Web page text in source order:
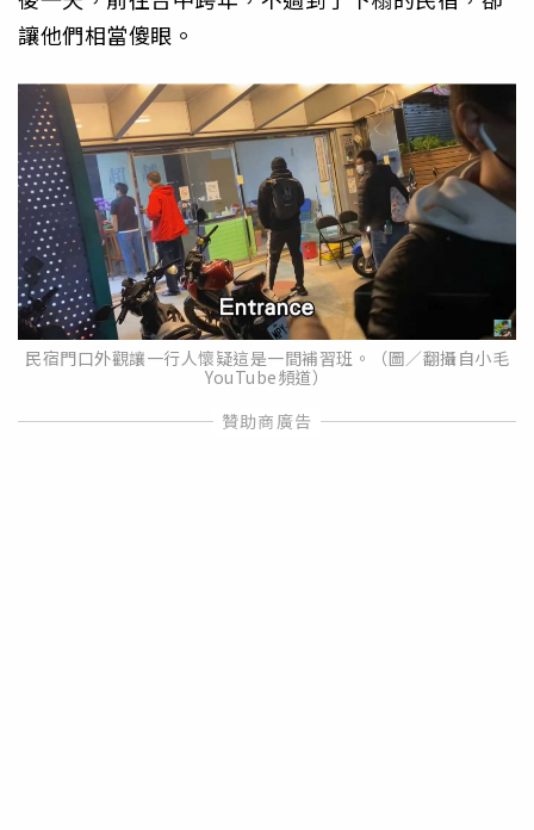
讓他們相當傻眼。
民宿門口外觀讓一行人懷疑這是一間補習班。（圖／翻攝自小毛
YouTube頻道）